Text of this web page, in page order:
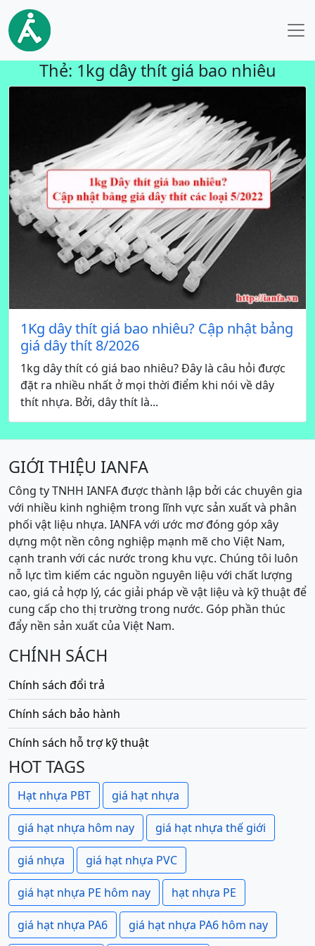
Thẻ: 1kg dây thít giá bao nhiêu
1Kg dây thít giá bao nhiêu? Cập nhật bảng
giá dây thít 8/2026
1kg dây thít có giá bao nhiêu? Đây là câu hỏi được
đặt ra nhiều nhất ở mọi thời điểm khi nói về dây
thít nhựa. Bởi, dây thít là...
GIỚI THIỆU IANFA
Công ty TNHH IANFA được thành lập bởi các chuyên gia
với nhiều kinh nghiệm trong lĩnh vực sản xuất và phân
phối vật liệu nhựa. IANFA với ước mơ đóng góp xây
dựng một nền công nghiệp mạnh mẽ cho Việt Nam,
cạnh tranh với các nước trong khu vực. Chúng tôi luôn
nỗ lực tìm kiếm các nguồn nguyên liệu với chất lượng
cao, giá cả hợp lý, các giải pháp về vật liệu và kỹ thuật để
cung cấp cho thị trường trong nước. Góp phần thúc
đẩy nền sản xuất của Việt Nam.
CHÍNH SÁCH
Chính sách đổi trả
Chính sách bảo hành
Chính sách hỗ trợ kỹ thuật
HOT TAGS
Hạt nhựa PBT giá hạt nhựa
giá hạt nhựa hôm nay giá hạt nhựa thế giới
giá nhựa giá hạt nhựa PVC
giá hạt nhựa PE hôm nay hạt nhựa PE
giá hạt nhựa PA6 giá hạt nhựa PA6 hôm nay